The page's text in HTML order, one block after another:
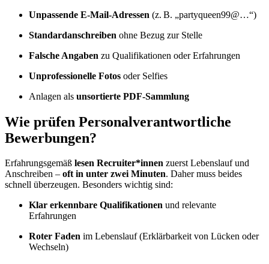
Unpassende E-Mail-Adressen (z. B. „partyqueen99@…“)
Standardanschreiben ohne Bezug zur Stelle
Falsche Angaben zu Qualifikationen oder Erfahrungen
Unprofessionelle Fotos oder Selfies
Anlagen als unsortierte PDF-Sammlung
Wie prüfen Personalverantwortliche
Bewerbungen?
Erfahrungsgemäß lesen Recruiter*innen zuerst Lebenslauf und
Anschreiben – oft in unter zwei Minuten. Daher muss beides
schnell überzeugen. Besonders wichtig sind:
Klar erkennbare Qualifikationen und relevante
Erfahrungen
Roter Faden im Lebenslauf (Erklärbarkeit von Lücken oder
Wechseln)